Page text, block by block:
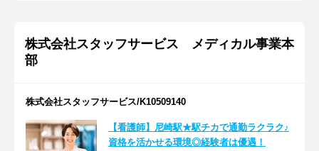
株式会社スタッフサービス メディカル事業本
部
株式会社スタッフサービス/K10509140
【看護師】尼崎駅★駅チカで通勤ラクラク♪
資格を活かせる環境◎経験者は優遇！